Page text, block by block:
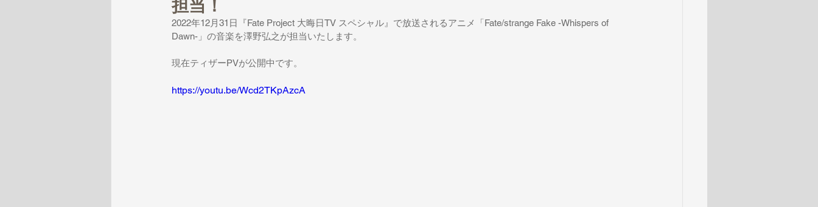
担当！
2022年12月31日『Fate Project 大晦日TV スペシャル』で放送されるアニメ「Fate/strange Fake -Whispers of
Dawn-」の音楽を澤野弘之が担当いたします。
現在ティザーPVが公開中です。
https://youtu.be/Wcd2TKpAzcA